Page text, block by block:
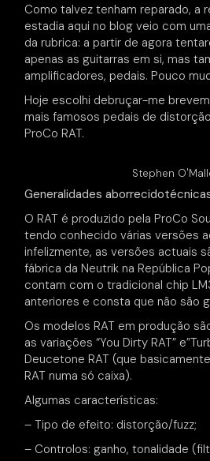
Como talvez tenham reparado, a
estadia aqui no blog veio com
da rubrica: a partir de agora
apenas as guitarras em si, mas
amplificadores, pedais. Pouco
Hoje escolhi debruçar-me
mais famosos pedais de
ProCo RAT.
Stephen
Generalidades
O RAT é produzido pela ProCo
tendo conhecido várias versões
infelizmente, as versões actuais
fábrica da Neutrik na República
contam com o tradicional chip
anteriores e consta que não são
Os modelos RAT em produção
as variações “You Dirty RAT”
Deucetone RAT (que
RAT numa só caixa).
Algumas características:
– Tipo de efeito: distorção/fuzz;
– Controlos: ganho, tonalidade